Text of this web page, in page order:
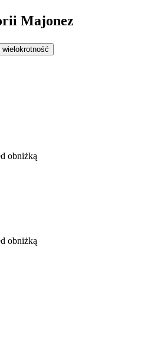
Majonez
wielokrotność
obniżką
obniżką